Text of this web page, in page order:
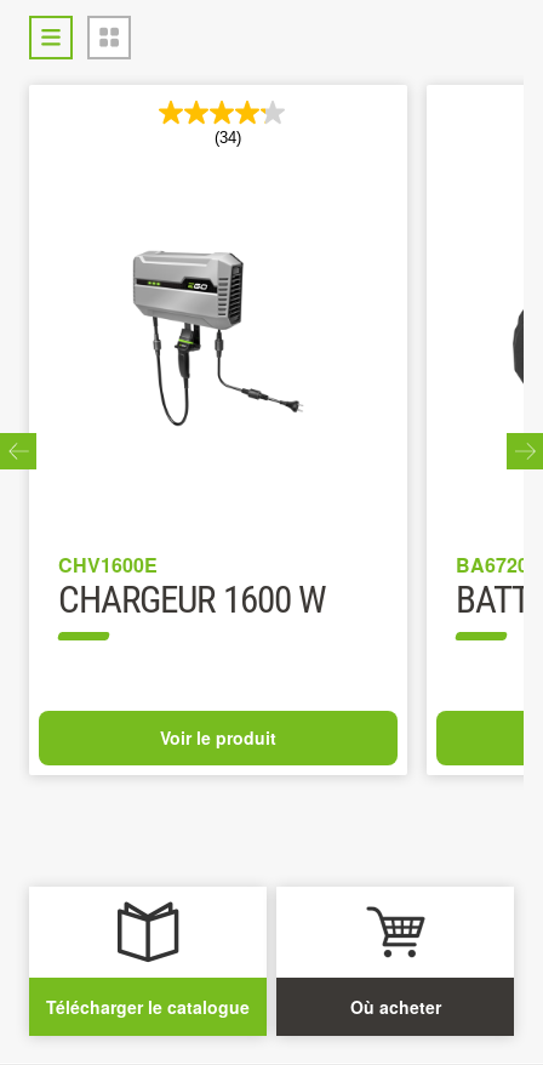
(34)
CHV1600E
CHARGEUR 1600 W
Voir le produit
BA6720T
Télécharger le catalogue Où acheter